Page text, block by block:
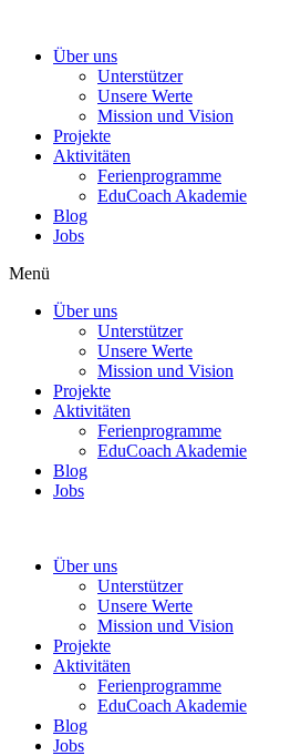
wechselnÜber uns
Unterstützer
Unsere Werte
Mission und Vision
Projekte
Aktivitäten
Ferienprogramme
EduCoach Akademie
Blog
Jobs
Menü
Über uns
Unterstützer
Unsere Werte
Mission und Vision
Projekte
Aktivitäten
Ferienprogramme
EduCoach Akademie
Blog
Jobs
Über uns
Unterstützer
Unsere Werte
Mission und Vision
Projekte
Aktivitäten
Ferienprogramme
EduCoach Akademie
Blog
Jobs